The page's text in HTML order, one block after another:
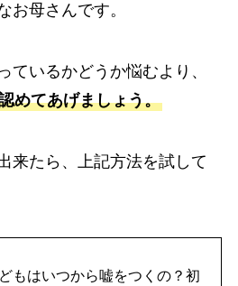
お母さんです。
ているかどうか悩むより、
めてあげましょう。
来たら、上記方法を試して
もはいつから嘘をつくの？初